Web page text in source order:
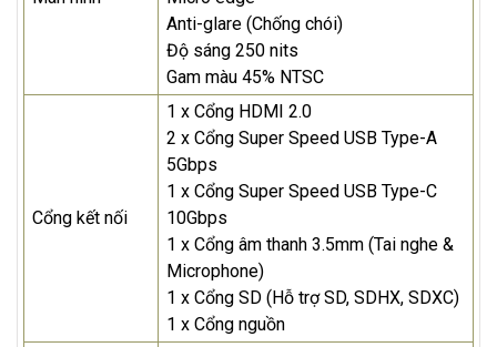
Anti-glare (Chống chói)
Độ sáng 250 nits
Gam màu 45% NTSC
Cổng kết nối
1 x Cổng HDMI 2.0
2 x Cổng Super Speed USB Type-A
5Gbps
1 x Cổng Super Speed USB Type-C
10Gbps
1 x Cổng âm thanh 3.5mm (Tai nghe &
Microphone)
1 x Cổng SD (Hỗ trợ SD, SDHX, SDXC)
1 x Cổng nguồn